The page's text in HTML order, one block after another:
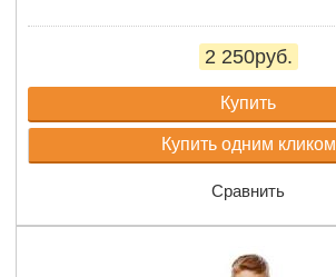
2 250руб.
Купить
Купить одним кликом
Сравнить